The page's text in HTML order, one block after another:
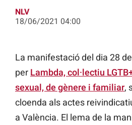
NLV
18/06/2021 04:00
La manifestació del dia 28
per Lambda, col·lectiu
sexual, de gènere i familiar,
cloenda als actes
a València. El lema de la